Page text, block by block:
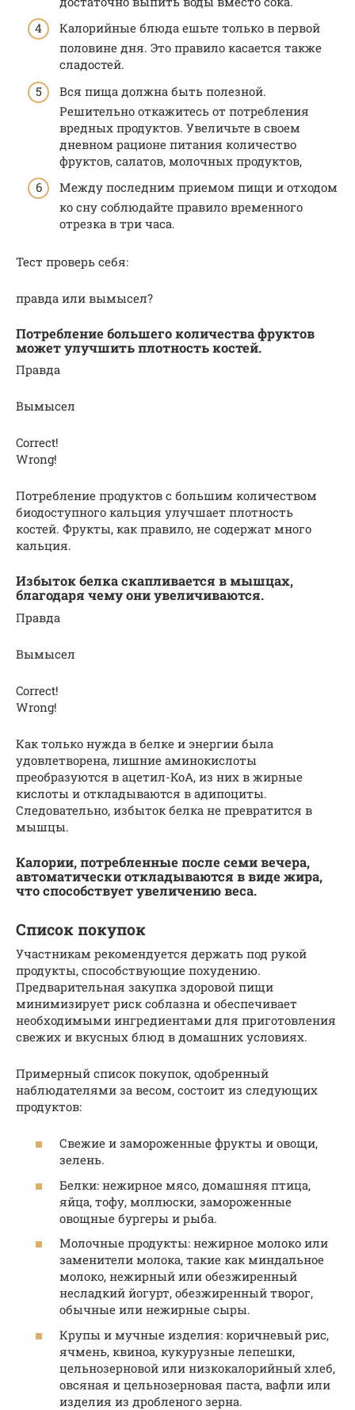
Калорийные блюда ешьте только в первой
половине дня. Это правило касается также
сладостей.
Вся пища должна быть полезной.
Решительно откажитесь от потребления
вредных продуктов. Увеличьте в своем
дневном рационе питания количество
фруктов, салатов, молочных продуктов,
Между последним приемом пищи и отходом
ко сну соблюдайте правило временного
отрезка в три часа.
Тест проверь себя:
правда или вымысел?
Потребление большего количества фруктов
может улучшить плотность костей.
Правда
Вымысел
Correct!
Wrong!
Потребление продуктов с большим количеством
биодоступного кальция улучшает плотность
костей. Фрукты, как правило, не содержат много
кальция.
Избыток белка скапливается в мышцах,
благодаря чему они увеличиваются.
Правда
Вымысел
Correct!
Wrong!
Как только нужда в белке и энергии была
удовлетворена, лишние аминокислоты
преобразуются в ацетил-КоА, из них в жирные
кислоты и откладываются в адипоциты.
Следовательно, избыток белка не превратится в
мышцы.
Калории, потребленные после семи вечера,
автоматически откладываются в виде жира,
что способствует увеличению веса.
Список покупок
Участникам рекомендуется держать под рукой
продукты, способствующие похудению.
Предварительная закупка здоровой пищи
минимизирует риск соблазна и обеспечивает
необходимыми ингредиентами для приготовления
свежих и вкусных блюд в домашних условиях.
Примерный список покупок, одобренный
наблюдателями за весом, состоит из следующих
продуктов:
Свежие и замороженные фрукты и овощи,
зелень.
Белки: нежирное мясо, домашняя птица,
яйца, тофу, моллюски, замороженные
овощные бургеры и рыба.
Молочные продукты: нежирное молоко или
заменители молока, такие как миндальное
молоко, нежирный или обезжиренный
несладкий йогурт, обезжиренный творог,
обычные или нежирные сыры.
Крупы и мучные изделия: коричневый рис,
ячмень, квиноа, кукурузные лепешки,
цельнозерновой или низкокалорийный хлеб,
овсяная и цельнозерновая паста, вафли или
изделия из дробленого зерна.